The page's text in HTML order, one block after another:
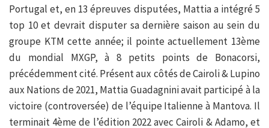
Portugal et, en 13 épreuves disputées, Mattia a intégré 5
top 10 et devrait disputer sa dernière saison au sein du
groupe KTM cette année; il pointe actuellement 13ème
du mondial MXGP, à 8 petits points de Bonacorsi,
précédemment cité. Présent aux côtés de Cairoli & Lupino
aux Nations de 2021, Mattia Guadagnini avait participé à la
victoire (controversée) de l’équipe Italienne à Mantova. Il
terminait 4ème de l’édition 2022 avec Cairoli & Adamo, et